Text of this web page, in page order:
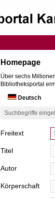
Homepage
Über sechs
Bibliotheksportal
Deutsch
Suchbegriffe
Freitext
Titel
Autor
Körperschaft